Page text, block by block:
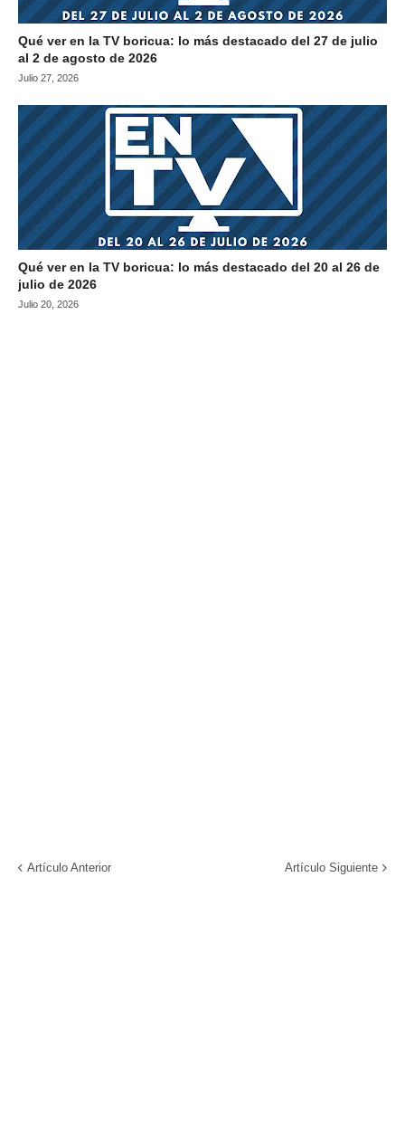
Qué ver en la TV boricua: lo más destacado del 27 de julio
al 2 de agosto de 2026
Julio 27, 2026
Qué ver en la TV boricua: lo más destacado del 20 al 26 de
julio de 2026
Julio 20, 2026
Artículo Anterior Artículo Siguiente